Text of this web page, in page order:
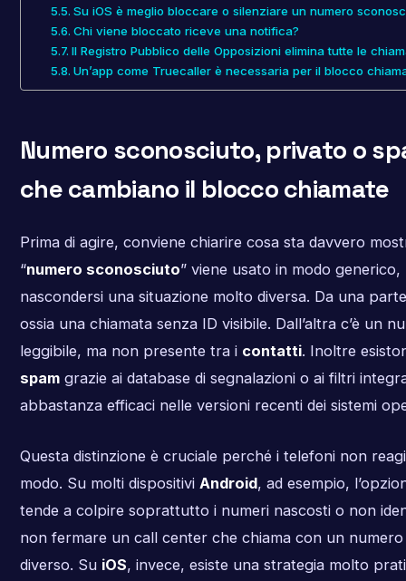
Su iOS è meglio bloccare o silenziare un numero
Chi viene bloccato riceve una notifica?
Il Registro Pubblico delle Opposizioni elimina tutte le
Un’app come Truecaller è necessaria per il blocco
Numero sconosciuto, privato o
che cambiano il blocco chiamate
Prima di agire, conviene chiarire cosa sta davvero
“numero sconosciuto” viene usato in modo
nascondersi una situazione molto diversa. Da una
ossia una chiamata senza ID visibile. Dall’altra c’è un
leggibile, ma non presente tra i contatti. Inoltre
spamgrazie ai database di segnalazioni o ai filtri
abbastanza efficaci nelle versioni recenti dei sistemi
Questa distinzione è cruciale perché i telefoni non
modo. Su molti dispositivi Android, ad esempio,
tende a colpire soprattutto i numeri nascosti o non
non fermare un call center che chiama con un
diverso. Su iOS, invece, esiste una strategia molto